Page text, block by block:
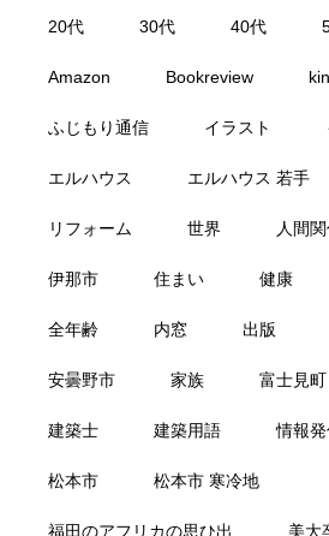
20代 30代 40代
Amazon Bookreview
ふじもり通信 イラスト
エルハウス エルハウス 若手
リフォーム 世界 人間
伊那市 住まい 健康
全年齢 内窓 出版
安曇野市 家族 富士見町
建築士 建築用語 情報
松本市 松本市 寒冷地
福田のアフリカの思ひ出 美大